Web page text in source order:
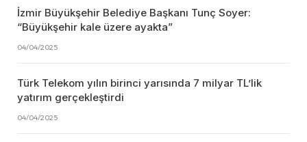
İzmir Büyükşehir Belediye Başkanı Tunç Soyer:
“Büyükşehir kale üzere ayakta”
04/04/2025
Türk Telekom yılın birinci yarısında 7 milyar TL’lik
yatırım gerçekleştirdi
04/04/2025